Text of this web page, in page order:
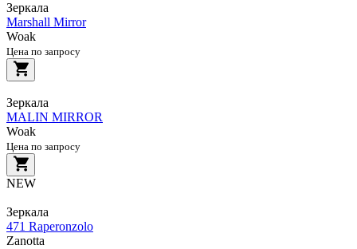
Зеркала
Marshall Mirror
Woak
Цена по запросу
Зеркала
MALIN MIRROR
Woak
Цена по запросу
NEW
Зеркала
471 Raperonzolo
Zanotta